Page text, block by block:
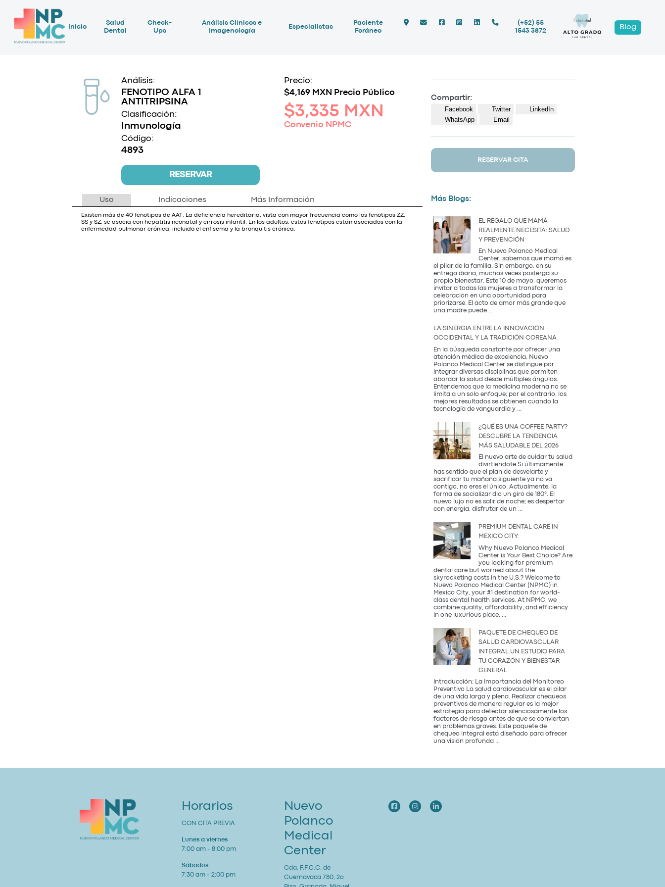
Inicio
Salud
Dental
Check-
Ups
Análisis Clínicos e
Imagenología
Especialistas
Paciente
Foráneo
(+52) 55
1543 3872
Blog
Análisis:
FENOTIPO ALFA 1
ANTITRIPSINA
Clasificación:
Inmunología
Código:
4893
RESERVAR
Precio:
$4,169 MXN Precio Público
$3,335 MXN
Convenio NPMC
Uso Indicaciones Más Información
Existen más de 40 fenotipos de AAT. La deficiencia hereditaria, vista con mayor frecuencia como los fenotipos ZZ,
SS y SZ, se asocia con hepatitis neonatal y cirrosis infantil. En los adultos, estos fenotipos están asociados con la
enfermedad pulmonar crónica, incluido el enfisema y la bronquitis crónica.
Compartir:
Facebook Twitter
LinkedIn
WhatsApp
Email
RESERVAR CITA
Más Blogs:
EL REGALO QUE MAMÁ
REALMENTE NECESITA: SALUD
Y PREVENCIÓN
En Nuevo Polanco Medical
Center, sabemos que mamá es
el pilar de la familia. Sin embargo, en su
entrega diaria, muchas veces posterga su
propio bienestar. Este 10 de mayo, queremos
invitar a todas las mujeres a transformar la
celebración en una oportunidad para
priorizarse. El acto de amor más grande que
una madre puede ...
que
Realmente
Necesita:
Salud
y
Prevención
LA SINERGIA ENTRE LA INNOVACIÓN
OCCIDENTAL Y LA TRADICIÓN COREANA
En la búsqueda constante por ofrecer una
atención médica de excelencia, Nuevo
Polanco Medical Center se distingue por
integrar diversas disciplinas que permiten
abordar la salud desde múltiples ángulos.
Entendemos que la medicina moderna no se
limita a un solo enfoque; por el contrario, los
mejores resultados se obtienen cuando la
tecnología de vanguardia y
entre
Innovación
Occidental
la
Tradición
Coreana
¿QUÉ ES UNA COFFEE PARTY?
DESCUBRE LA TENDENCIA
MÁS SALUDABLE DEL 2026
El nuevo arte de cuidar tu salud
divirtiendote Si últimamente
has sentido que el plan de desvelarte y
sacrificar tu mañana siguiente ya no va
contigo, no eres el único. Actualmente, la
forma de socializar dio un giro de 180°. El
nuevo lujo no es salir de noche; es despertar
con energía, disfrutar de un ...
una
Descubre
la
tendencia
más
saludable
del
2026
PREMIUM DENTAL CARE IN
MEXICO CITY:
Why Nuevo Polanco Medical
Center is Your Best Choice? Are
you looking for premium
dental care but worried about the
skyrocketing costs in the U.S.? Welcome to
Nuevo Polanco Medical Center (NPMC) in
Mexico City, your #1 destination for world-
class dental health services. At NPMC, we
combine quality, affordability, and efficiency
in one luxurious place,
Care
Mexico
City:
PAQUETE DE CHEQUEO DE
SALUD CARDIOVASCULAR
INTEGRAL UN ESTUDIO PARA
TU CORAZÓN Y BIENESTAR
GENERAL
Introducción: La Importancia del Monitoreo
Preventivo La salud cardiovascular es el pilar
de una vida larga y plena. Realizar chequeos
preventivos de manera regular es la mejor
estrategia para detectar silenciosamente los
factores de riesgo antes de que se conviertan
en problemas graves. Este paquete de
chequeo integral está diseñado para ofrecer
una visión profunda ...
Horarios
CON CITA PREVIA
Lunes a viernes
7:00 am - 8:00 pm
Sábados
7:30 am - 2:00 pm
Nuevo
Polanco
Medical
Center
Cda. F.F.C.C. de
Cuernavaca 780, 2o